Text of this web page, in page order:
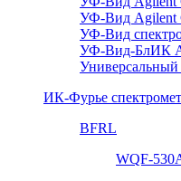
УФ-Вид Agilent
УФ-Вид
УФ-Вид-БлИК
ИК-Фурье
BFRL
WQF-